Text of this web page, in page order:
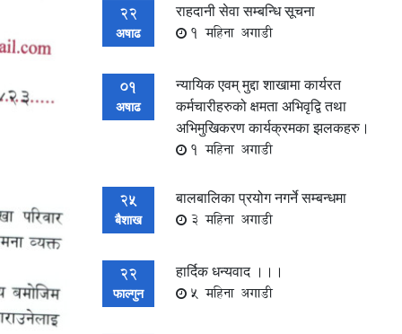
22
अषाढ
राहदानी सेवा सम्बन्धि सूचना
1 महिना अगाडी
01
अषाढ
न्यायिक एवम् मुद्दा शाखामा कार्यरत
कर्मचारीहरुको क्षमता अभिवृद्वि तथा
अभिमुखिकरण कार्यक्रमका झलकहरु।
1 महिना अगाडी
25
बैशाख
बालबालिका प्रयोग नगर्ने सम्बन्धमा
3 महिना अगाडी
22
फाल्गुन
हार्दिक धन्यवाद ।।।
5 महिना अगाडी